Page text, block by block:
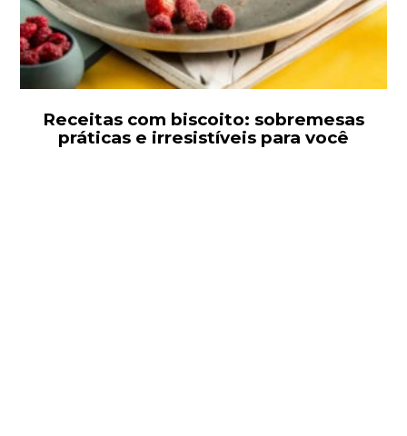
Receitas com biscoito: sobremesas
práticas e irresistíveis para você